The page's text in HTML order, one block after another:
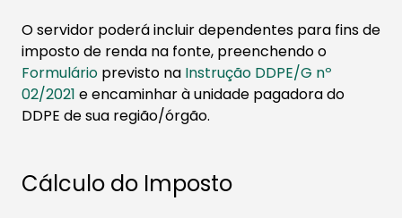
​O servidor poderá incluir dependentes para fins de
imposto de renda na fonte, preenchendo o
Formulário previsto na Instrução DDPE/G nº
02/2021​ e encaminhar à unidade pagadora do
DDPE de sua região/órgão.
Cálculo do Imposto